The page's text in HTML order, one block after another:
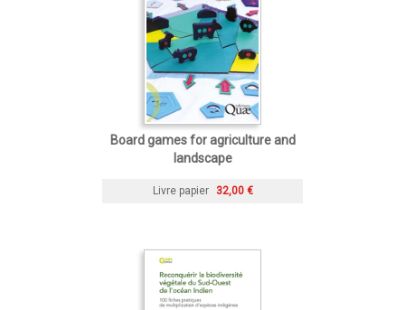
Board games for agriculture and
landscape
Livre papier 32,00 €